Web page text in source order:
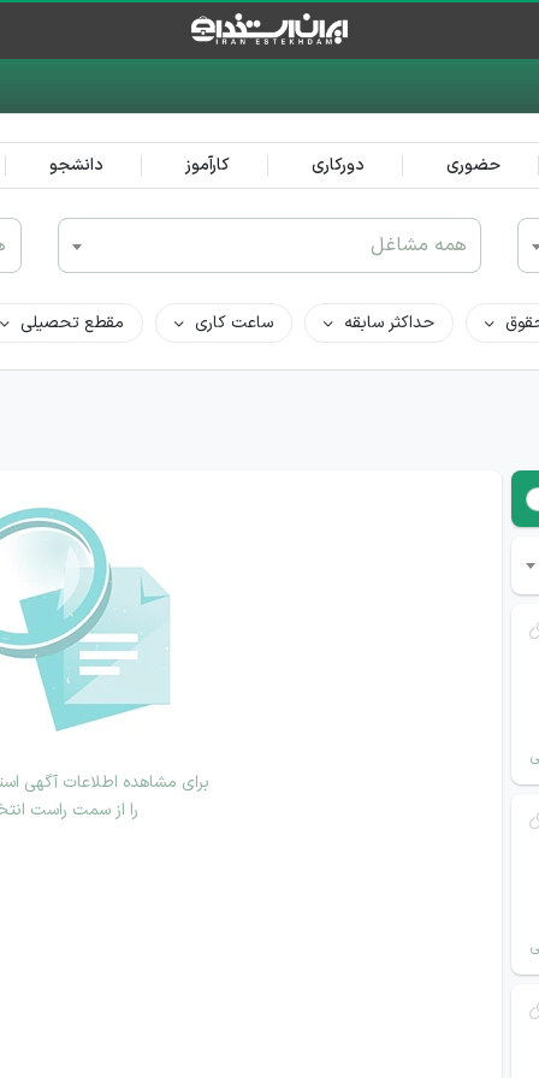
حضوری دورکاری کارآموز دانشجو
همه مشاغل
حداکثر سابقه ساعت کاری مقطع تحصیلی
برای مشاهده اطلاعات آگهی
را از سمت راست